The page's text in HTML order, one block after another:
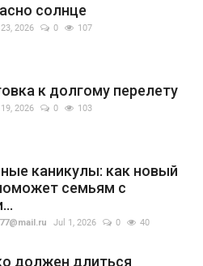
солнце
2026 0 107
к долгому перелету
2026 0 103
каникулы: как новый
семьям с
Jul 1, 2026 0 40
должен длиться